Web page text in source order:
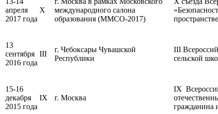
апреля
2017 года
X
международного салона
образования (ММСО-2017)
13
сентября
2016 года
III
г. Чебоксары Чувашской
Республики
III
сельской
15-16
декабря
2015 года
IX г. Москва
IX
гражданина